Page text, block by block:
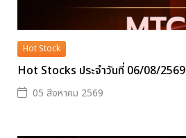
Hot Stock
Hot Stocks ประจำวันที่ 06/08/2569
05 สิงหาคม 2569